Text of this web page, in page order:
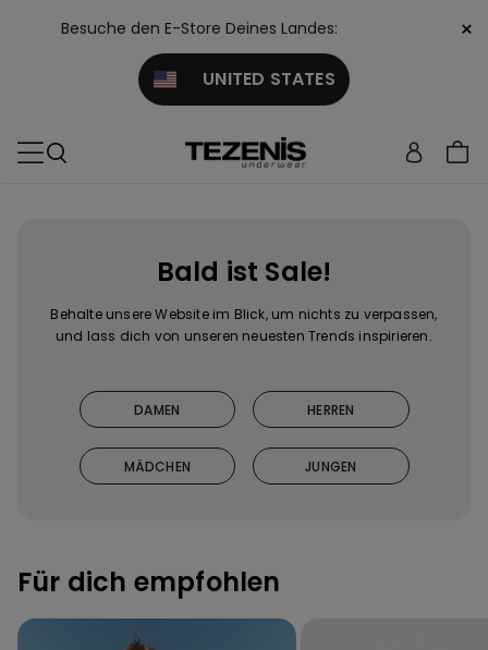
Bald ist Sale!
Behalte unsere Website im Blick, um nichts zu verpassen,
und lass dich von unseren neuesten Trends inspirieren.
DAMEN HERREN
MÄDCHEN JUNGEN
Für dich empfohlen
Besuche den E-Store Deines Landes:
UNITED STATES
×